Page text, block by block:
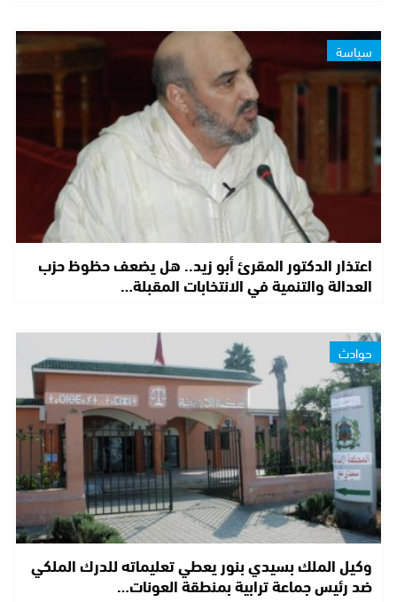
سياسة
اعتذار الدكتور المقرئ أبو زيد.. هل يضعف حظوظ حزب
العدالة والتنمية في الانتخابات المقبلة…
حوادث
وكيل الملك بسيدي بنور يعطي تعليماته للدرك الملكي
ضد رئيس جماعة ترابية بمنطقة العونات…